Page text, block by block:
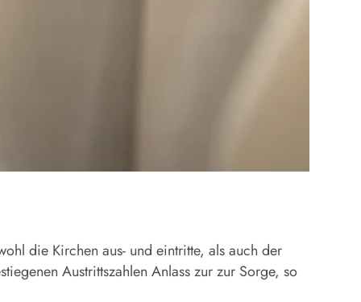
die Kirchen aus- und eintritte, als auch der
Austrittszahlen Anlass zur zur Sorge, so